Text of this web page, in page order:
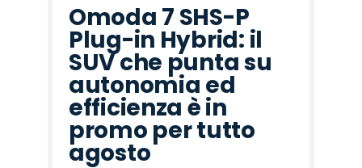
Omoda 7 SHS-P
Plug-in Hybrid: il
SUV che punta su
autonomia ed
efficienza è in
promo per tutto
agosto